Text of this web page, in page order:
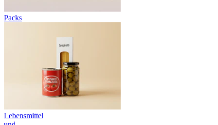
Packs
Lebensmittel